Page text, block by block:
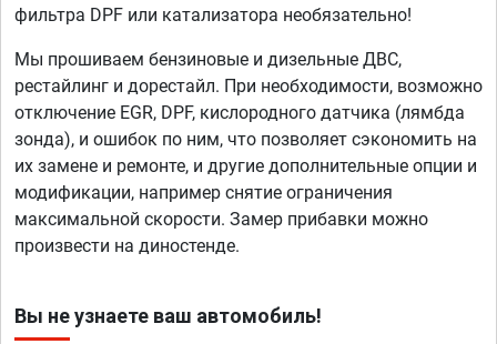
фильтра DPF или катализатора необязательно!
Мы прошиваем бензиновые и дизельные ДВС,
рестайлинг и дорестайл. При необходимости, возможно
отключение EGR, DPF, кислородного датчика (лямбда
зонда), и ошибок по ним, что позволяет сэкономить на
их замене и ремонте, и другие дополнительные опции и
модификации, например снятие ограничения
максимальной скорости. Замер прибавки можно
произвести на диностенде.
Вы не узнаете ваш автомобиль!